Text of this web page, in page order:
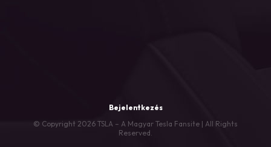
Bejelentkezés
© Copyright 2026 TSLA – A Magyar Tesla Fansite | All Rights
Reserved.